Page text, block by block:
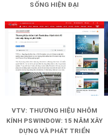
SỐNG HIỆN ĐẠI
VTV: THƯƠNG HIỆU NHÔM
KÍNH PSWINDOW: 15 NĂM XÂY
DỰNG VÀ PHÁT TRIỂN